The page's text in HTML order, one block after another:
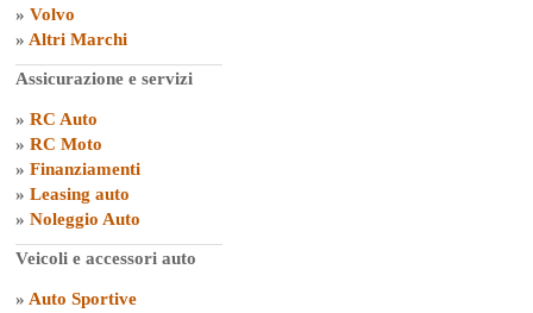
» Volvo
» Altri Marchi
Assicurazione e servizi
» RC Auto
» RC Moto
» Finanziamenti
» Leasing auto
» Noleggio Auto
Veicoli e accessori auto
» Auto Sportive